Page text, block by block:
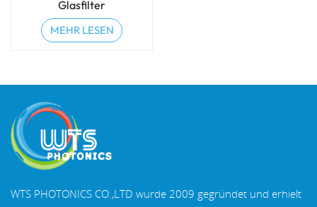
Glasfilter
MEHR LESEN
WTS PHOTONICS CO.,LTD wurde 2009 gegründet und erhielt